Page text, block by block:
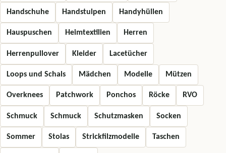
Handschuhe Handstulpen Handyhüllen
Hauspuschen Heimtextilien Herren
Herrenpullover Kleider Lacetücher
Loops und Schals Mädchen Modelle Mützen
Overknees Patchwork Ponchos Röcke RVO
Schmuck Schmuck Schutzmasken Socken
Sommer Stolas Strickfilzmodelle Taschen